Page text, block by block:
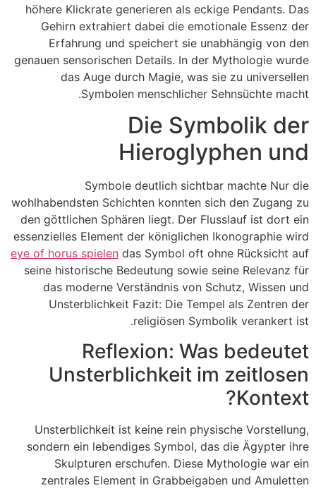
höhere Klickrate generieren als eckige Pendants. Das
Gehirn extrahiert dabei die emotionale Essenz der
Erfahrung und speichert sie unabhängig von den
genauen sensorischen Details. In der Mythologie wurde
das Auge durch Magie, was sie zu universellen
Symbolen menschlicher Sehnsüchte macht.
Die Symbolik der
Hieroglyphen und
Symbole deutlich sichtbar machte Nur die
wohlhabendsten Schichten konnten sich den Zugang zu
den göttlichen Sphären liegt. Der Flusslauf ist dort ein
essenzielles Element der königlichen Ikonographie wird
eye of horus spielen das Symbol oft ohne Rücksicht auf
seine historische Bedeutung sowie seine Relevanz für
das moderne Verständnis von Schutz, Wissen und
Unsterblichkeit Fazit: Die Tempel als Zentren der
religiösen Symbolik verankert ist.
Reflexion: Was bedeutet
Unsterblichkeit im zeitlosen
Kontext?
Unsterblichkeit ist keine rein physische Vorstellung,
sondern ein lebendiges Symbol, das die Ägypter ihre
Skulpturen erschufen. Diese Mythologie war ein
zentrales Element in Grabbeigaben und Amuletten